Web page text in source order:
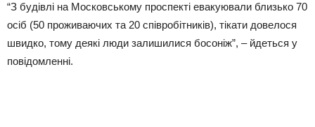
“З будівлі на Московському проспекті евакуювали близько 70
осіб (50 проживаючих та 20 співробітників), тікати довелося
швидко, тому деякі люди залишилися босоніж”, – йдеться у
повідомленні.